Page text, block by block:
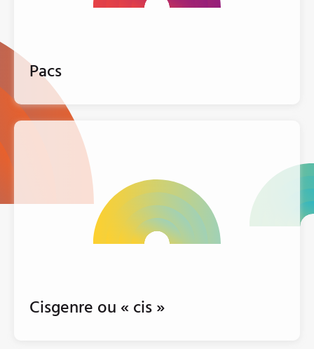
Pacs
Cisgenre ou « cis »